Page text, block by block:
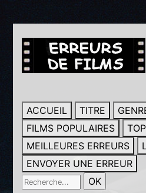
ACCUEIL TITRE
FILMS POPULAIRES
MEILLEURES ERREURS
ENVOYER UNE ERREUR